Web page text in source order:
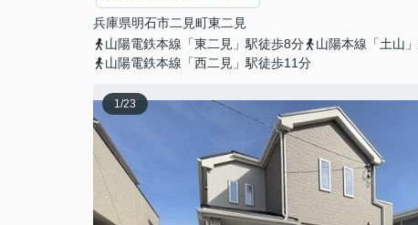
兵庫県明石市二見町東二見
山陽電鉄本線「東二見」駅徒歩8分
山陽本線「土山
山陽電鉄本線「西二見」駅徒歩11分
1/23